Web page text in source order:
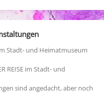
Stadt- und Heimatmuseum
REISE im Stadt- und
sind angedacht, aber noch